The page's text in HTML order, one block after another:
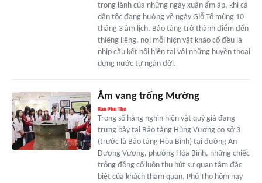
trong lành của những ngày xuân ấm áp, khi cả
dân tộc đang hướng về ngày Giỗ Tổ mùng 10
tháng 3 âm lịch, Bảo tàng trở thành điểm đến
thiêng liêng, nơi mỗi hiện vật khảo cổ đều là
nhịp cầu kết nối hiện tại với những huyền thoại
dựng nước tự ngàn đời.
Âm vang trống Mường
Trong số hàng nghìn hiện vật quý giá đang
trưng bày tại Bảo tàng Hùng Vương cơ sở 3
(trước là Bảo tàng Hòa Bình) tại đường An
Dương Vương, phường Hòa Bình, những chiếc
trống đồng cổ luôn thu hút sự quan tâm đặc
biệt của khách tham quan. Phú Thọ hôm nay